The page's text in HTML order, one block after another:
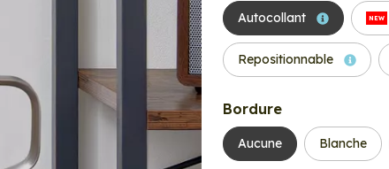
Autocollant NEW
Repositionnable
Bordure
Aucune Blanche